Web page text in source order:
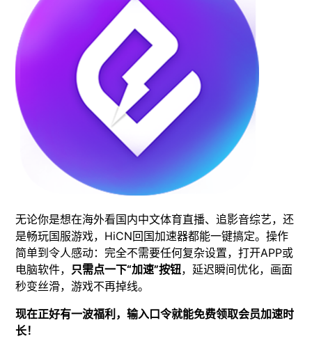
无论你是想在海外看国内中文体育直播、追影音综艺，还
是畅玩国服游戏，HiCN回国加速器都能一键搞定。操作
简单到令人感动：完全不需要任何复杂设置，打开APP或
电脑软件， 只需点一下“加速”按钮，延迟瞬间优化，画面
秒变丝滑，游戏不再掉线。
现在正好有一波福利，输入口令就能免费领取会员加速时
长！